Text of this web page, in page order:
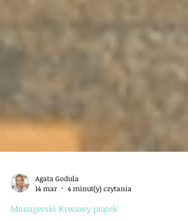
Agata Godula
14 mar
4 minut(y) czytania